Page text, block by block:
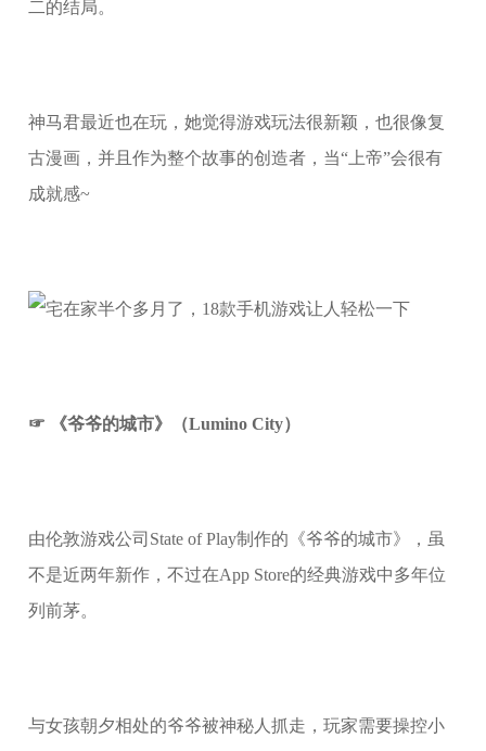
二的结局。
神马君最近也在玩，她觉得游戏玩法很新颖，也很像复
古漫画，并且作为整个故事的创造者，当“上帝”会很有
成就感~
☞ 《爷爷的城市》（Lumino City）
由伦敦游戏公司State of Play制作的《爷爷的城市》，虽
不是近两年新作，不过在App Store的经典游戏中多年位
列前茅。
与女孩朝夕相处的爷爷被神秘人抓走，玩家需要操控小